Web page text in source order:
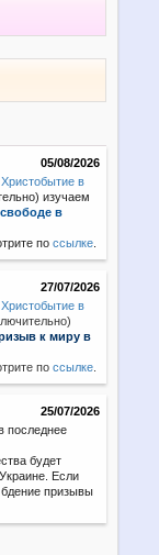
05/08/2026
Христобытие в
изучаем
в
поссылке
27/07/2026
Христобытие в
к миру в
поссылке
25/07/2026
последнее
будет
Если
призывы